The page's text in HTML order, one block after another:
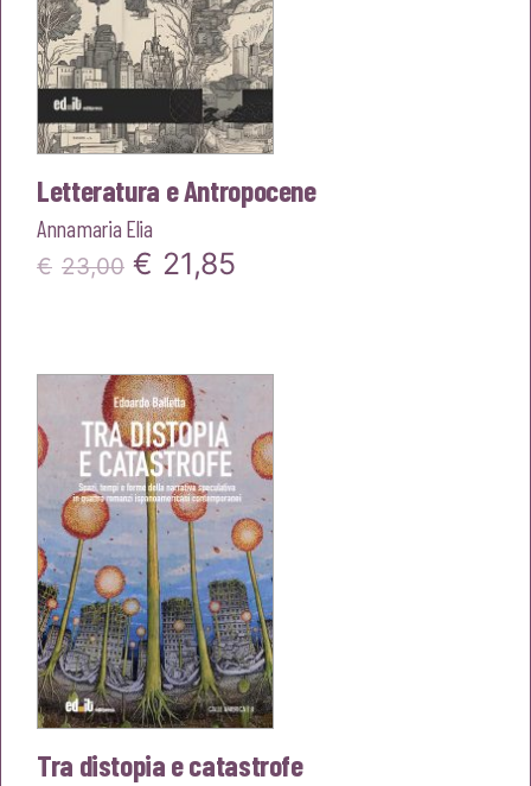
Letteratura e Antropocene
Annamaria Elia
€ 23,00 Il
era:
€23,00.
€ 21,85
€21,85.
Tra distopia e catastrofe